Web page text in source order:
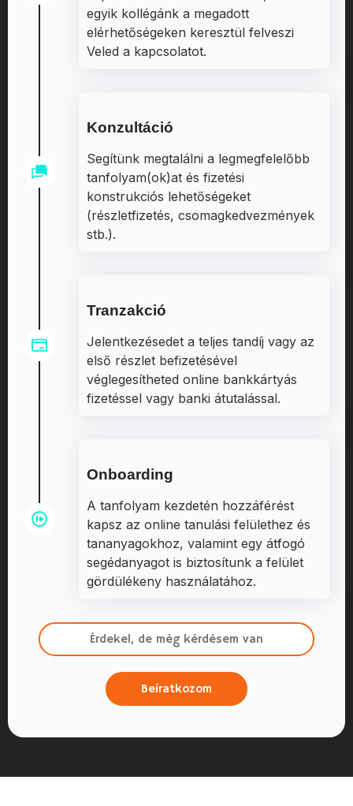
egyik kollégánk a megadott
elérhetőségeken keresztül felveszi
Veled a kapcsolatot.
Konzultáció
Segítünk megtalálni a legmegfelelőbb
tanfolyam(ok)at és fizetési
konstrukciós lehetőségeket
(részletfizetés, csomagkedvezmények
stb.).
Tranzakció
Jelentkezésedet a teljes tandíj vagy az
első részlet befizetésével
véglegesítheted online bankkártyás
fizetéssel vagy banki átutalással.
Onboarding
A tanfolyam kezdetén hozzáférést
kapsz az online tanulási felülethez és
tananyagokhoz, valamint egy átfogó
segédanyagot is biztosítunk a felület
gördülékeny használatához.
Érdekel, de még kérdésem van
Beiratkozom